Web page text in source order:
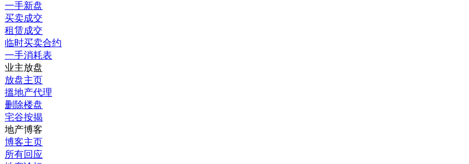
一手新盘
买卖成交
租赁成交
临时买卖合约
一手消耗表
业主放盘
放盘主页
搵地产代理
删除楼盘
宅谷按揭
地产博客
博客主页
所有回应